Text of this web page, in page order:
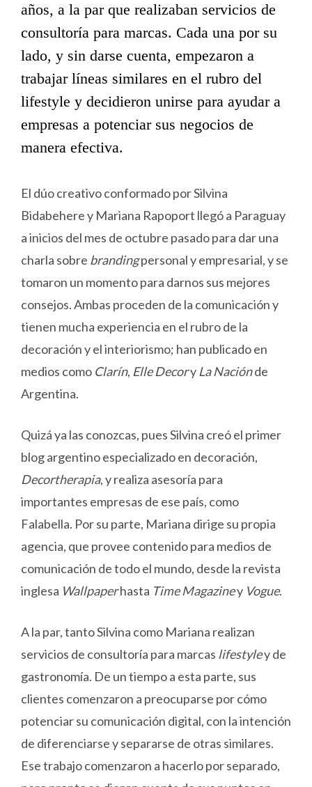
años, a la par que realizaban servicios de
consultoría para marcas. Cada una por su
lado, y sin darse cuenta, empezaron a
trabajar líneas similares en el rubro del
lifestyle y decidieron unirse para ayudar a
empresas a potenciar sus negocios de
manera efectiva.
El dúo creativo conformado por Silvina
Bidabehere y Mariana Rapoport llegó a Paraguay
a inicios del mes de octubre pasado para dar una
charla sobre brandingpersonal y empresarial, y se
tomaron un momento para darnos sus mejores
consejos. Ambas proceden de la comunicación y
tienen mucha experiencia en el rubro de la
decoración y el interiorismo; han publicado en
medios como Clarín, Elle DecoryLa Naciónde
Argentina.
Quizá ya las conozcas, pues Silvina creó el primer
blog argentino especializado en decoración,
Decortherapia, y realiza asesoría para
importantes empresas de ese país, como
Falabella. Por su parte, Mariana dirige su propia
agencia, que provee contenido para medios de
comunicación de todo el mundo, desde la revista
inglesa Wallpaperhasta Time Magaziney Vogue.
A la par, tanto Silvina como Mariana realizan
servicios de consultoría para marcas lifestyley de
gastronomía. De un tiempo a esta parte, sus
clientes comenzaron a preocuparse por cómo
potenciar su comunicación digital, con la intención
de diferenciarse y separarse de otras similares.
Ese trabajo comenzaron a hacerlo por separado,